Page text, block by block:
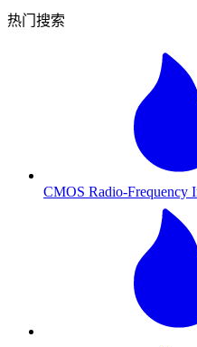
热门搜索
CMOS Radio-Frequency